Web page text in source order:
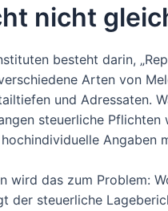
nicht
besteht darin,
Arten von
und Adressaten.
steuerliche Pflichten
Angaben
wird das zum Problem:
der steuerliche